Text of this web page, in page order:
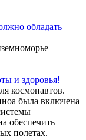
обладать
и здоровья!
космонавтов.
была включена
обеспечить
полетах.